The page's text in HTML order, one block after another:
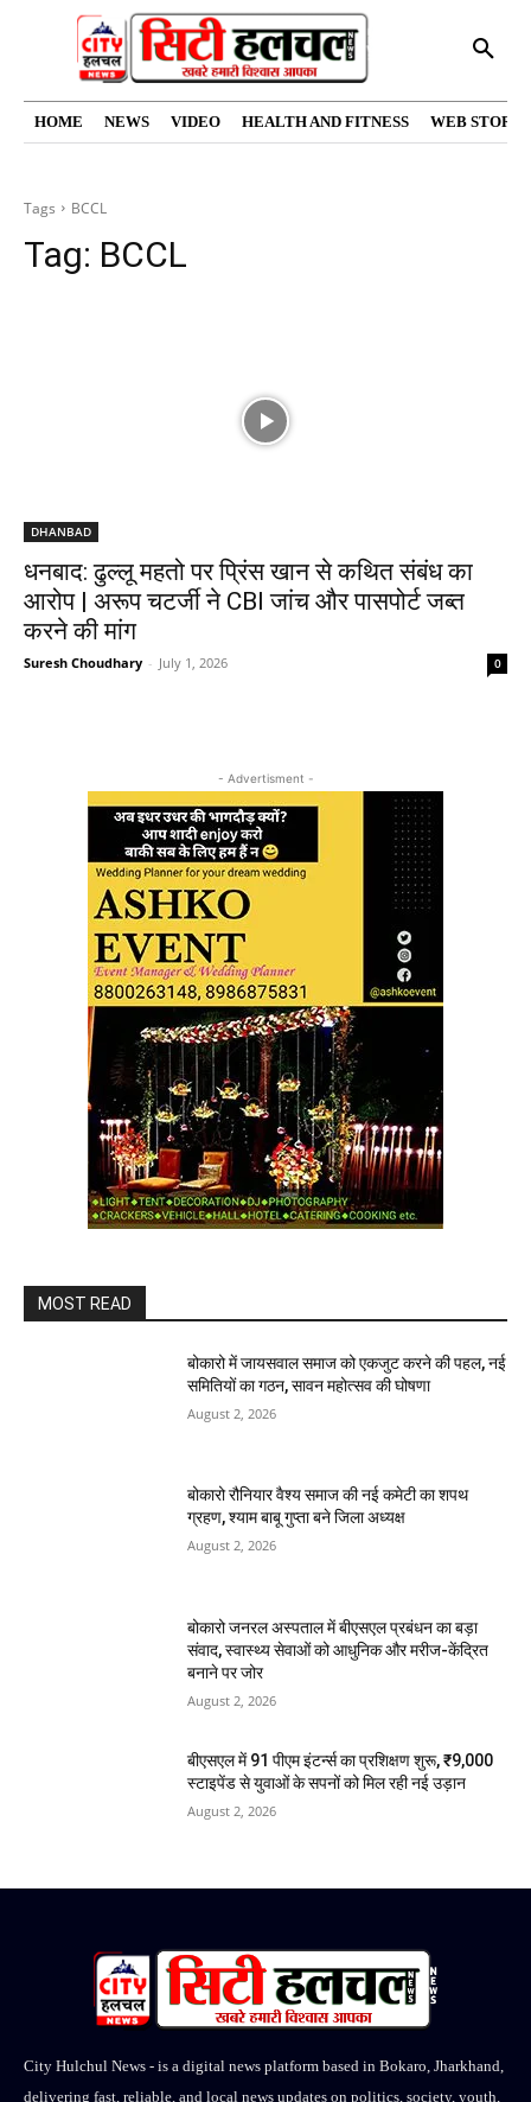
HOME NEWS VIDEO HEALTH AND FITNESS WEB
Tags BCCL
Tag: BCCL
DHANBAD
धनबाद: ढुल्लू महतो पर प्रिंस खान से कथित संबंध का
आरोप | अरूप चटर्जी ने CBI जांच और पासपोर्ट जब्त
करने की मांग
Suresh Choudhary - July 1, 2026 0
- Advertisment -
MOST READ
बोकारो में जायसवाल समाज को एकजुट करने की पहल, नई
समितियों का गठन, सावन महोत्सव की घोषणा
August 2, 2026
बोकारो रौनियार वैश्य समाज की नई कमेटी का शपथ
ग्रहण, श्याम बाबू गुप्ता बने जिला अध्यक्ष
August 2, 2026
बोकारो जनरल अस्पताल में बीएसएल प्रबंधन का बड़ा
संवाद, स्वास्थ्य सेवाओं को आधुनिक और मरीज-केंद्रित
बनाने पर जोर
August 2, 2026
बीएसएल में 91 पीएम इंटर्न्स का प्रशिक्षण शुरू, ₹9,000
स्टाइपेंड से युवाओं के सपनों को मिल रही नई उड़ान
August 2, 2026
City Hulchul News - is a digital news platform based in Bokaro, Jharkhand,
delivering fast, reliable, and local news updates on politics, society, youth,